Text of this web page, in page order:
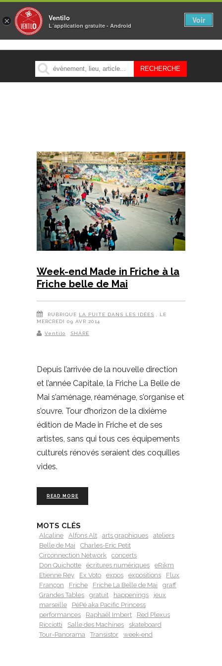
MENU
Week-end Made in Friche à la
Friche belle de Mai
RUBRIQUE LA FUITE DANS LES IDÉES
, LE
MERCREDI 09 AVR 2014
Ventilo SHARE
Depuis l’arrivée de la nouvelle direction
et l’année Capitale, la Friche La Belle de
Mai s’aménage, réaménage, s’organise et
s’ouvre. Tour d’horizon de la dixième
édition de Made in Friche et de ses
artistes, sans qui tous ces équipements
culturels rénovés seraient des coquilles
vides.
READ MORE
MOTS CLÉS
Alcaline Alfons Alt arts graphiques
ateliers
Belle de Mai
Charles-Eric Petit
Circonnection Network
concerts
Don Quichotte
écritures numériques
eRikm
Etienne Rey
Ex Voto expos expositions
Flux
Françon
Friche Friche La Belle de Mai
graff
Grandes Tables
gratuit happenings
jeux
marseille
PéPé aka Pacific Princess
performances
Raphaël Imbert
Red Plexus
Ricciotti
Salle des Machines
skateboard
Tour-Panorama
Transistor week-end
× Ventilo
L´application gratuite - Android
Voir